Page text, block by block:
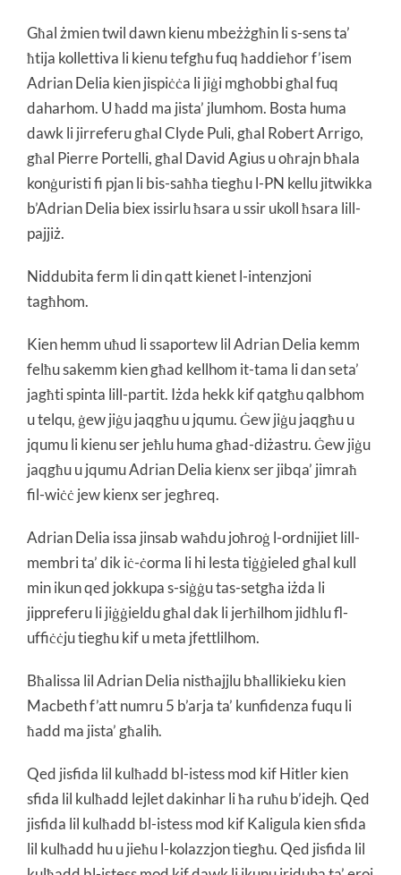
Għal żmien twil dawn kienu mbeżżgħin li s-sens ta’
ħtija kollettiva li kienu tefgħu fuq ħaddieħor f’isem
Adrian Delia kien jispiċċa li jiġi mgħobbi għal fuq
daharhom. U ħadd ma jista’ jlumhom. Bosta huma
dawk li jirreferu għal Clyde Puli, għal Robert Arrigo,
għal Pierre Portelli, għal David Agius u oħrajn bħala
konġuristi fi pjan li bis-saħħa tiegħu l-PN kellu jitwikka
b’Adrian Delia biex issirlu ħsara u ssir ukoll ħsara lill-
pajjiż.
Niddubita ferm li din qatt kienet l-intenzjoni
tagħhom.
Kien hemm uħud li ssaportew lil Adrian Delia kemm
felħu sakemm kien għad kellhom it-tama li dan seta’
jagħti spinta lill-partit. Iżda hekk kif qatgħu qalbhom
u telqu, ġew jiġu jaqgħu u jqumu. Ġew jiġu jaqgħu u
jqumu li kienu ser jeħlu huma għad-diżastru. Ġew jiġu
jaqgħu u jqumu Adrian Delia kienx ser jibqa’ jimraħ
fil-wiċċ jew kienx ser jegħreq.
Adrian Delia issa jinsab waħdu joħroġ l-ordnijiet lill-
membri ta’ dik iċ-ċorma li hi lesta tiġġieled għal kull
min ikun qed jokkupa s-siġġu tas-setgħa iżda li
jippreferu li jiġġieldu għal dak li jerħilhom jidħlu fl-
uffiċċju tiegħu kif u meta jfettlilhom.
Bħalissa lil Adrian Delia nistħajjlu bħallikieku kien
Macbeth f’att numru 5 b’arja ta’ kunfidenza fuqu li
ħadd ma jista’ għalih.
Qed jisfida lil kulħadd bl-istess mod kif Hitler kien
sfida lil kulħadd lejlet dakinhar li ħa ruħu b’idejh. Qed
jisfida lil kulħadd bl-istess mod kif Kaligula kien sfida
lil kulħadd hu u jieħu l-kolazzjon tiegħu. Qed jisfida lil